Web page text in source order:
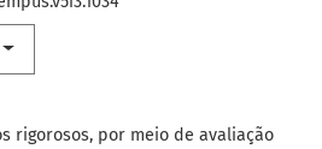
rigorosos, por meio de avaliação